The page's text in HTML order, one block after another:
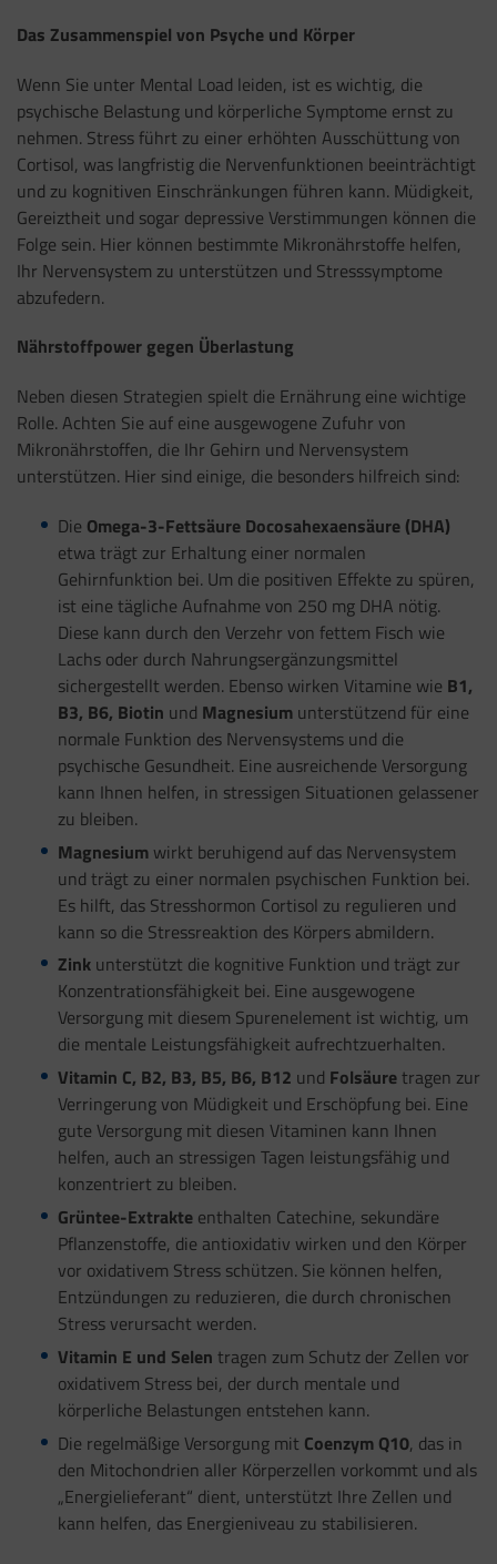
Das Zusammenspiel von Psyche und Körper
Wenn Sie unter Mental Load leiden, ist es wichtig, die
psychische Belastung und körperliche Symptome ernst zu
nehmen. Stress führt zu einer erhöhten Ausschüttung von
Cortisol, was langfristig die Nervenfunktionen beeinträchtigt
und zu kognitiven Einschränkungen führen kann. Müdigkeit,
Gereiztheit und sogar depressive Verstimmungen können die
Folge sein. Hier können bestimmte Mikronährstoffe helfen,
Ihr Nervensystem zu unterstützen und Stresssymptome
abzufedern.
Nährstoffpower gegen Überlastung
Neben diesen Strategien spielt die Ernährung eine wichtige
Rolle. Achten Sie auf eine ausgewogene Zufuhr von
Mikronährstoffen, die Ihr Gehirn und Nervensystem
unterstützen. Hier sind einige, die besonders hilfreich sind:
Die Omega-3-Fettsäure Docosahexaensäure (DHA)
etwa trägt zur Erhaltung einer normalen
Gehirnfunktion bei. Um die positiven Effekte zu spüren,
ist eine tägliche Aufnahme von 250 mg DHA nötig.
Diese kann durch den Verzehr von fettem Fisch wie
Lachs oder durch Nahrungsergänzungsmittel
sichergestellt werden. Ebenso wirken Vitamine wie B1,
B3, B6, Biotin und Magnesiumunterstützend für eine
normale Funktion des Nervensystems und die
psychische Gesundheit. Eine ausreichende Versorgung
kann Ihnen helfen, in stressigen Situationen gelassener
zu bleiben.
Magnesiumwirkt beruhigend auf das Nervensystem
und trägt zu einer normalen psychischen Funktion bei.
Es hilft, das Stresshormon Cortisol zu regulieren und
kann so die Stressreaktion des Körpers abmildern.
Zinkunterstützt die kognitive Funktion und trägt zur
Konzentrationsfähigkeit bei. Eine ausgewogene
Versorgung mit diesem Spurenelement ist wichtig, um
die mentale Leistungsfähigkeit aufrechtzuerhalten.
Vitamin C, B2, B3, B5, B6, B12 und Folsäuretragen zur
Verringerung von Müdigkeit und Erschöpfung bei. Eine
gute Versorgung mit diesen Vitaminen kann Ihnen
helfen, auch an stressigen Tagen leistungsfähig und
konzentriert zu bleiben.
Grüntee-Extrakteenthalten Catechine, sekundäre
Pflanzenstoffe, die antioxidativ wirken und den Körper
vor oxidativem Stress schützen. Sie können helfen,
Entzündungen zu reduzieren, die durch chronischen
Stress verursacht werden.
Vitamin E und Selen tragen zum Schutz der Zellen vor
oxidativem Stress bei, der durch mentale und
körperliche Belastungen entstehen kann.
Die regelmäßige Versorgung mit Coenzym Q10, das in
den Mitochondrien aller Körperzellen vorkommt und als
„Energielieferant“ dient, unterstützt Ihre Zellen und
kann helfen, das Energieniveau zu stabilisieren.